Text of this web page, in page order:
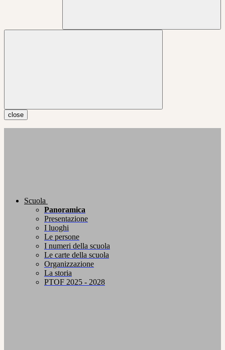
close
Scuola
Panoramica
Presentazione
I luoghi
Le persone
I numeri della scuola
Le carte della scuola
Organizzazione
La storia
PTOF 2025 - 2028